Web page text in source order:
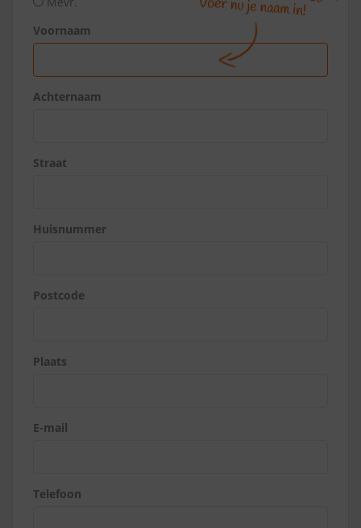
Voornaam
Achternaam
Straat
Huisnummer
Postcode
Plaats
E-mail
Telefoon